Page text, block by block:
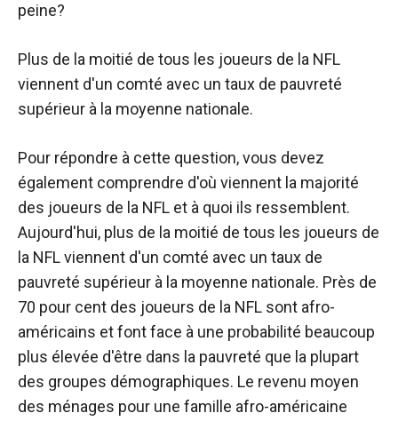
peine?
Plus de la moitié de tous les joueurs de la NFL
viennent d'un comté avec un taux de pauvreté
supérieur à la moyenne nationale.
Pour répondre à cette question, vous devez
également comprendre d'où viennent la majorité
des joueurs de la NFL et à quoi ils ressemblent.
Aujourd'hui, plus de la moitié de tous les joueurs de
la NFL viennent d'un comté avec un taux de
pauvreté supérieur à la moyenne nationale. Près de
70 pour cent des joueurs de la NFL sont afro-
américains et font face à une probabilité beaucoup
plus élevée d'être dans la pauvreté que la plupart
des groupes démographiques. Le revenu moyen
des ménages pour une famille afro-américaine